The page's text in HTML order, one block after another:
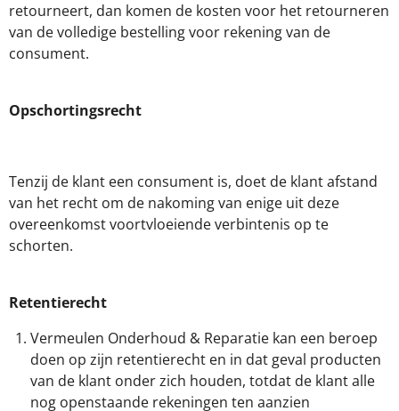
retourneert, dan komen de kosten voor het retourneren
van de volledige bestelling voor rekening van de
consument.
Opschortingsrecht
Tenzij de klant een consument is, doet de klant afstand
van het recht om de nakoming van enige uit deze
overeenkomst voortvloeiende verbintenis op te
schorten.
Retentierecht
Vermeulen Onderhoud & Reparatie kan een beroep
doen op zijn retentierecht en in dat geval producten
van de klant onder zich houden, totdat de klant alle
nog openstaande rekeningen ten aanzien